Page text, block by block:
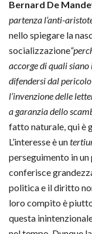
Bernard De
partenza l’anti-
nello spiegare la
socializzazione
accorge di quali
difendersi dal
l’invenzione delle
a garanzia dello
fatto naturale, qui è
L’interesse è un
perseguimento in
conferisce
politica e il diritto
loro compito è
questa